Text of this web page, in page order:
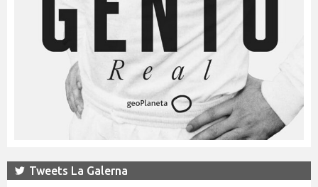
Tweets La Galerna